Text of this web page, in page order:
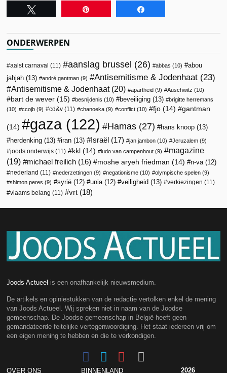
ONDERWERPEN
aalst carnaval (11) aanslag brussel (26) abbas (10)
abou
jahjah (13) andré gantman (9) Antisemitisme & Jodenhaat (23)
Antisemitisme & Jodenhaat(20) apartheid (9) Auschwitz (10)
bart de wever (15) besnijdenis (10) beveiliging (13)
brigitte herremans
(10)
ccojb (9) cd&v (11) chanoeka (9) conflict (10) fjo (14) gantman
(14) gaza (122) Hamas (27) hans knoop (13)
herdenking (13) iran (13) Israël (17) jan jambon (10) Jeruzalem (9)
joods onderwijs (11) kkl (14) ludo van campenhout (9)
magazine
(19)
michael freilich (16) moshe aryeh friedman (14) n-va (12)
nederland (11) nederzettingen (9) negationisme (10) olympische spelen (9)
shimon peres (9) syrië (12) unia (12) veiligheid (13) verkiezingen (11)
vlaams belang (11) vrt (18)
Joods Actueel is een onafhankelijk nieuwsmedium.
De artikels en opiniestukken van de redactie vertolken enkel de mening
van Joods Actueel. Wij spreken niet in naam van de Joodse
gemeenschap. De Joodse gemeenschap in België heeft geen
gemandateerde feitelijke vertegenwoordiging. Het staat iedereen vrij om
een eigen mening te hebben en die te verkondigen.
OVER ONS BINNENLAND 2026